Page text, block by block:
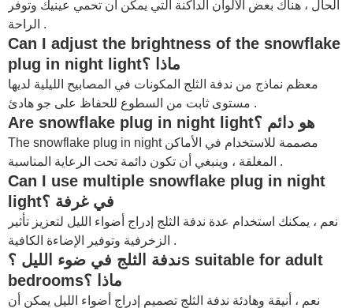
الحال ، هناك بعض الألوان الداكنة التي يمكن أن تحمي عينيك وتوفر
الراحة .
Can I adjust the brightness of the snowflake
plug in night lightماذا ؟
معظم نماذج من ندفة الثلج المكونات في المصابيح الليلية لديها
مستوى ثابت من السطوع للحفاظ على جو هادئ .
Are snowflake plug in night lightهو دائم ؟
The snowflake plug in nightمصممة للاستخدام في الأماكن
المغلقة ، وينبغي أن تكون دائمة تحت الرعاية المناسبة .
Can I use multiple snowflake plug in night
lightفي غرفة ؟
نعم ، يمكنك استخدام عدة ندفة الثلج إدراج أضواء الليل لتعزيز تأثير
الزخرفية وتوفير الإضاءة الكافية .
ندفة الثلج في ضوء الليل ؟s suitable for adult
bedroomsماذا ؟
نعم ، أنيقة وهادئة ندفة الثلج تصميم إدراج أضواء الليل يمكن أن